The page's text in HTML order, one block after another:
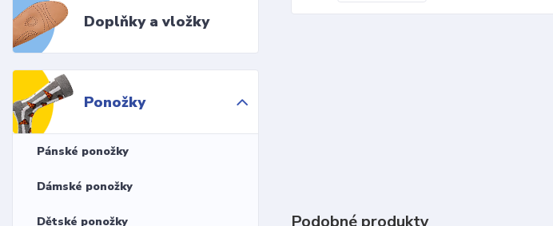
Doplňky a vložky
Ponožky
Pánské ponožky
Dámské ponožky
Dětské ponožky Podobné produkty